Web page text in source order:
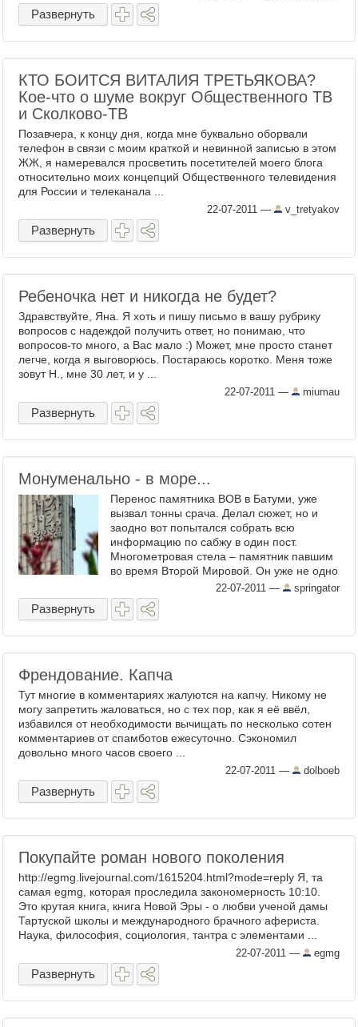
Развернуть
КТО БОИТСЯ ВИТАЛИЯ ТРЕТЬЯКОВА?
Кое-что о шуме вокруг Общественного ТВ
и Сколково-ТВ
Позавчера, к концу дня, когда мне буквально оборвали
телефон в связи с моим краткой и невинной записью в этом
ЖЖ, я намеревался просветить посетителей моего блога
относительно моих концепций Общественного телевидения
для России и телеканала ...
22-07-2011 — v_tretyakov
Развернуть
Ребеночка нет и никогда не будет?
Здравствуйте, Яна. Я хоть и пишу письмо в вашу рубрику
вопросов с надеждой получить ответ, но понимаю, что
вопросов-то много, а Вас мало :) Может, мне просто станет
легче, когда я выговорюсь. Постараюсь коротко. Меня тоже
зовут Н., мне 30 лет, и у ...
22-07-2011 — miumau
Развернуть
Монуменально - в море...
Перенос памятника ВОВ в Батуми, уже
вызвал тонны срача. Делал сюжет, но и
заодно вот попытался собрать всю
информацию по сабжу в один пост.
Многометровая стела – памятник павшим
во время Второй Мировой. Он уже не одно
десятилетие стоит на ...22-07-2011 — springator
Развернуть
Френдование. Капча
Тут многие в комментариях жалуются на капчу. Никому не
могу запретить жаловаться, но с тех пор, как я её ввёл,
избавился от необходимости вычищать по несколько сотен
комментариев от спамботов ежесуточно. Сэкономил
довольно много часов своего ...
22-07-2011 — dolboeb
Развернуть
Покупайте роман нового поколения
http://egmg.livejournal.com/1615204.html?mode=reply Я, та
самая egmg, которая проследила закономерность 10:10.
Это крутая книга, книга Новой Эры - о любви ученой дамы
Тартуской школы и международного брачного афериста.
Наука, философия, социология, тантра с элементами ...
22-07-2011 — egmg
Развернуть